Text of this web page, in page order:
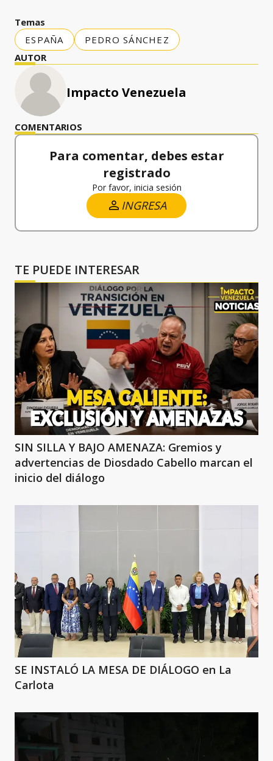
Temas
ESPAÑA
PEDRO SÁNCHEZ
AUTOR
Impacto Venezuela
COMENTARIOS
Para comentar, debes estar
registrado
Por favor, inicia sesión
INGRESA
TE PUEDE INTERESAR
SIN SILLA Y BAJO AMENAZA: Gremios y
advertencias de Diosdado Cabello marcan el
inicio del diálogo
SE INSTALÓ LA MESA DE DIÁLOGO en La
Carlota